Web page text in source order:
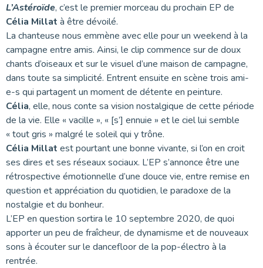
L’Astéroïde, c’est le premier morceau du prochain EP de
Célia Millat à être dévoilé.
La chanteuse nous emmène avec elle pour un weekend à la
campagne entre amis. Ainsi, le clip commence sur de doux
chants d’oiseaux et sur le visuel d’une maison de campagne,
dans toute sa simplicité. Entrent ensuite en scène trois ami-
e-s qui partagent un moment de détente en peinture.
Célia, elle, nous conte sa vision nostalgique de cette période
de la vie. Elle « vacille », « [s’] ennuie » et le ciel lui semble
« tout gris » malgré le soleil qui y trône.
Célia Millat est pourtant une bonne vivante, si l’on en croit
ses dires et ses réseaux sociaux. L’EP s’annonce être une
rétrospective émotionnelle d’une douce vie, entre remise en
question et appréciation du quotidien, le paradoxe de la
nostalgie et du bonheur.
L’EP en question sortira le 10 septembre 2020, de quoi
apporter un peu de fraîcheur, de dynamisme et de nouveaux
sons à écouter sur le dancefloor de la pop-électro à la
rentrée.